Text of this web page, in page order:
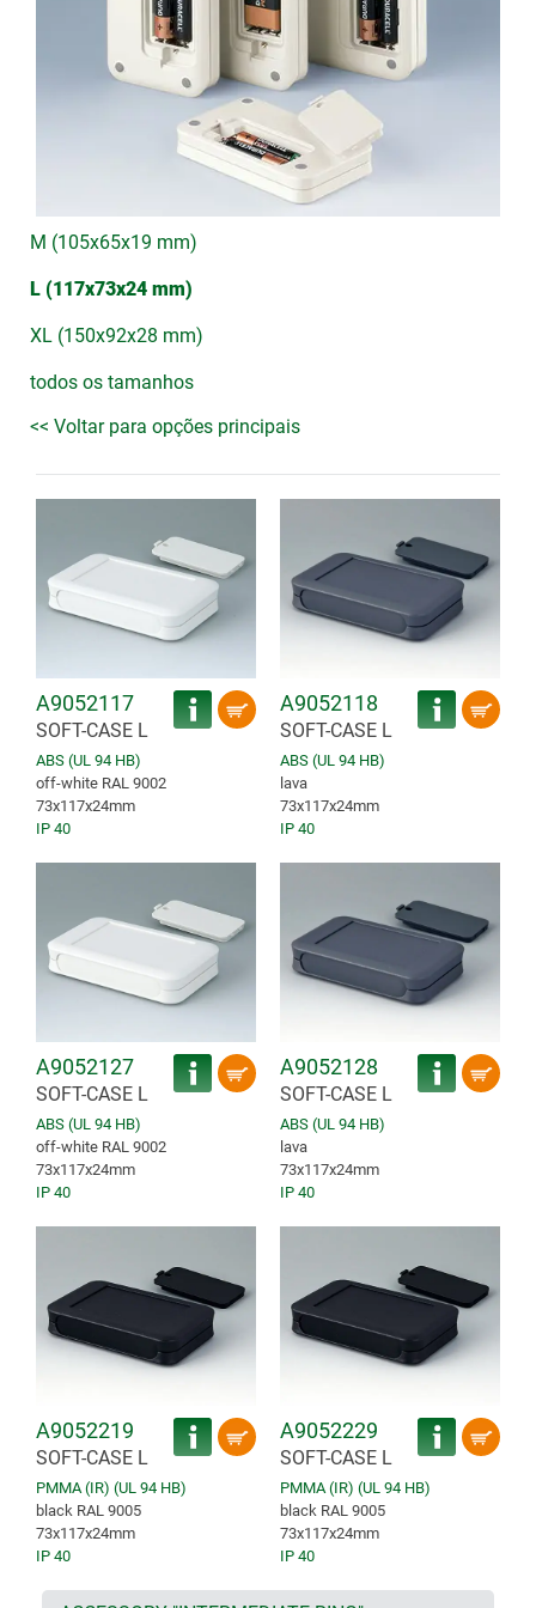
M (105x65x19 mm)
L (117x73x24 mm)
XL (150x92x28 mm)
todos os tamanhos
<< Voltar para opções principais
A9052117
SOFT-CASE L
ABS (UL 94 HB)
off-white RAL 9002
73x117x24mm
IP 40
A9052118
SOFT-CASE L
ABS (UL 94 HB)
lava
73x117x24mm
IP 40
A9052127
SOFT-CASE L
ABS (UL 94 HB)
off-white RAL 9002
73x117x24mm
IP 40
A9052128
SOFT-CASE L
ABS (UL 94 HB)
lava
73x117x24mm
IP 40
A9052219
SOFT-CASE L
PMMA (IR) (UL 94 HB)
black RAL 9005
73x117x24mm
IP 40
A9052229
SOFT-CASE L
PMMA (IR) (UL 94 HB)
black RAL 9005
73x117x24mm
IP 40